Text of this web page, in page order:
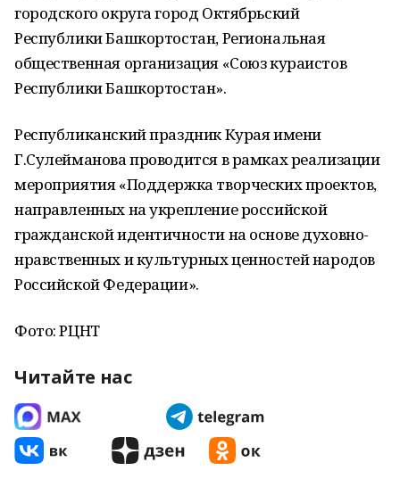
городского округа город Октябрьский
Республики Башкортостан, Региональная
общественная организация «Союз кураистов
Республики Башкортостан».
Республиканский праздник Курая имени
Г.Сулейманова проводится в рамках реализации
мероприятия «Поддержка творческих проектов,
направленных на укрепление российской
гражданской идентичности на основе духовно-
нравственных и культурных ценностей народов
Российской Федерации».
Фото: РЦНТ
Читайте нас